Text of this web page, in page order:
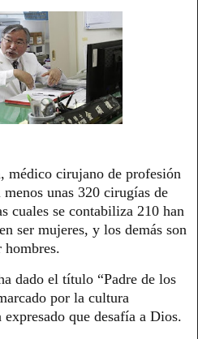
cirujano de profesión
unas 320 cirugías de
cuales se contabiliza 210 han
ser mujeres, y los demás son
hombres.
dado el título “Padre de los
por la cultura
que desafía a Dios.